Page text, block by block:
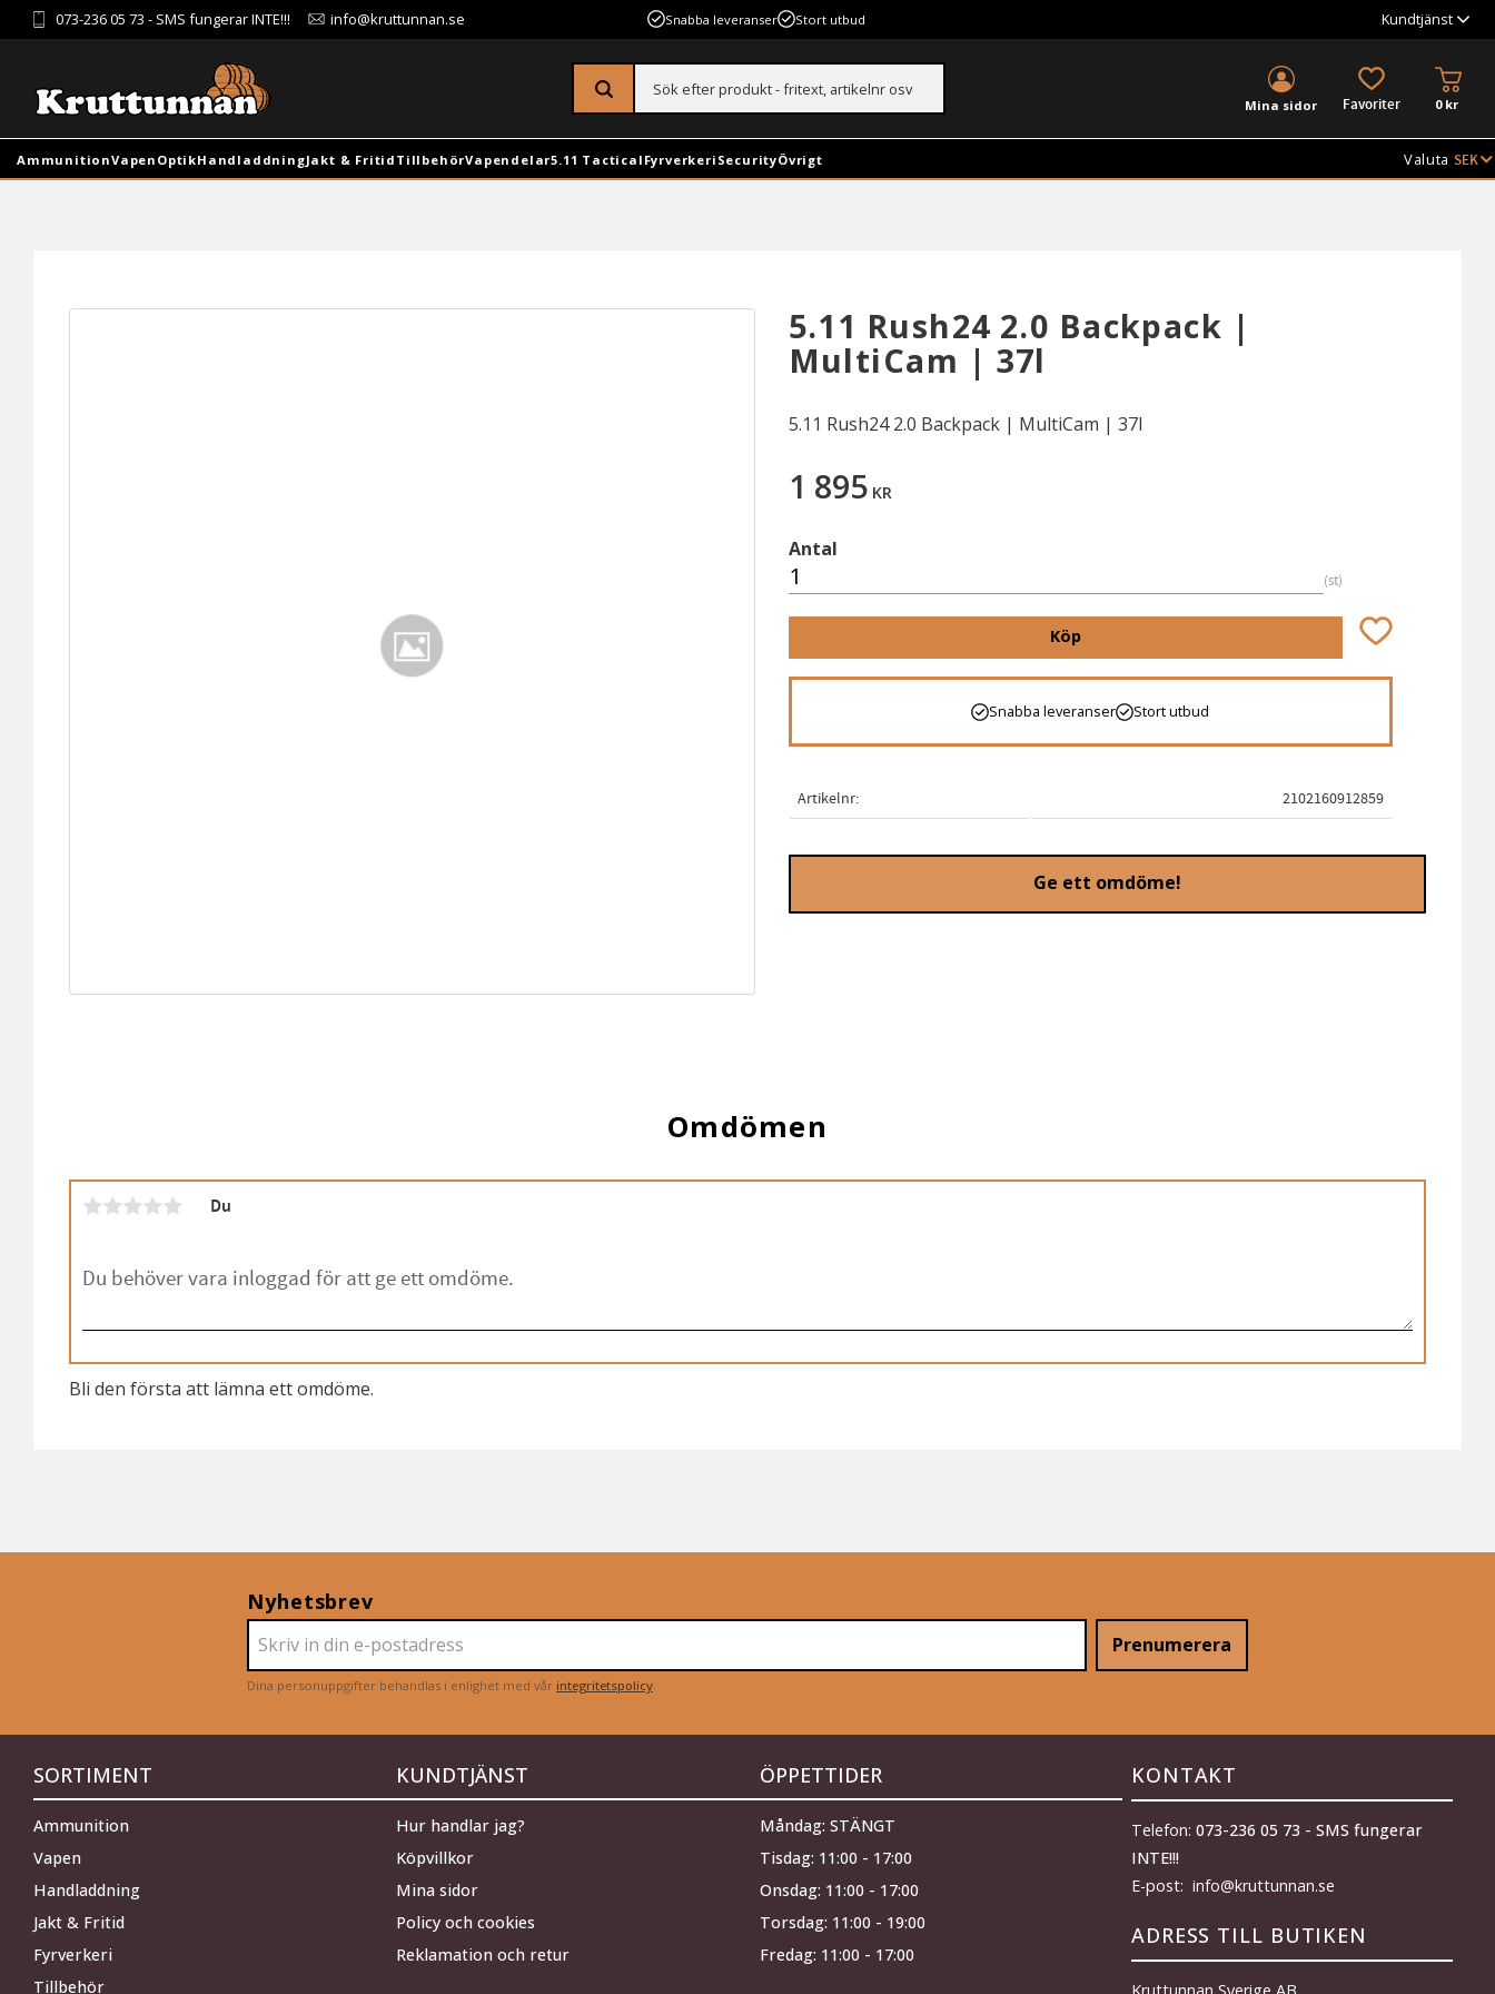
073-236 05 73 - SMS fungerar INTE!!! info@kruttunnan.se Snabba leveranser Stort utbud Kundtjänst
Mina sidor FAVORITER 0kr
AmmunitionVapen OptikHandladdningJakt & Fritid TillbehörVapendelar5.11 Tactical Fyrverkeri SecurityÖvrigt Valuta
5.11 Rush24 2.0 Backpack |
MultiCam | 37l
5.11 Rush24 2.0 Backpack | MultiCam | 37l
1 895KR
Antal
st
Köp Lägg till i
Snabba leveranser Stort utbud
Artikelnr 2102160912859
Ge ett omdöme!
Omdömen
Du
Bli den första att lämna ett omdöme.
Nyhetsbrev
Prenumerera
Dina personuppgifter behandlas i enlighet med vår integritetspolicy.
SORTIMENT
Ammunition
Vapen
Handladdning
Jakt & Fritid
Fyrverkeri
Tillbehör
KUNDTJÄNST
Hur handlar jag?
Köpvillkor
Mina sidor
Policy och cookies
Reklamation och retur
ÖPPETTIDER
Måndag: STÄNGT
Tisdag: 11:00 - 17:00
Onsdag: 11:00 - 17:00
Torsdag: 11:00 - 19:00
Fredag: 11:00 - 17:00
KONTAKT
Telefon: 073-236 05 73 - SMS fungerar
INTE!!!
E-post: info@kruttunnan.se
ADRESS TILL BUTIKEN